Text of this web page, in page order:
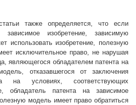
также определяется, что если
изобретение, зависимую
использовать изобретение, полезную
исключительное право, не нарушая
являющегося обладателем патента на
отказавшегося от заключения
на условиях, соответствующих
обладатель патента на зависимое
модель имеет право обратиться